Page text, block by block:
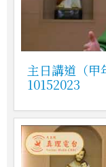
主日講道（甲
10152023